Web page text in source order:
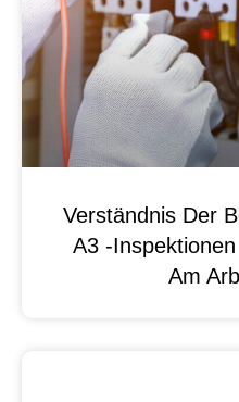
Verständnis Der
A3 -
Am